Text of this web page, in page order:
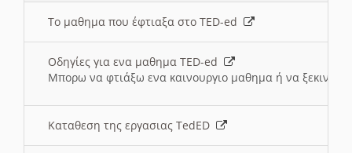
Το μαθημα που έφτιαξα στο TED-ed
Οδηγίες για ενα μαθημα TED-ed
Μπορω να φτιάξω ενα καινουργιο μαθημα ή να
Καταθεση της εργασιας TedED